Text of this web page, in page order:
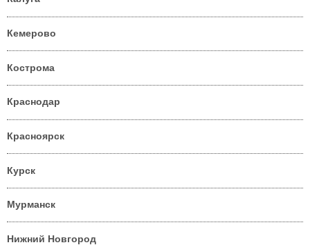
Кемерово
Кострома
Краснодар
Красноярск
Курск
Мурманск
Нижний Новгород